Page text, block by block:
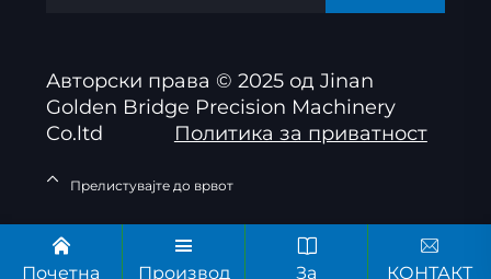
Авторски права © 2025 од Jinan
Golden Bridge Precision Machinery
Co.ltd
Политика за приватност
Прелистувајте до врвот
Почетна Производ За КОНТАКТ